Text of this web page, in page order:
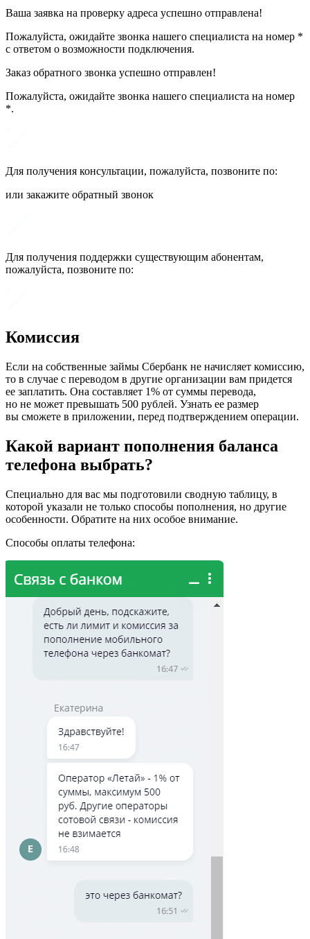
Ваша заявка на проверку адреса успешно отправлена!
Пожалуйста, ожидайте звонка нашего специалиста на номер *
с ответом о возможности подключения.
Заказ обратного звонка успешно отправлен!
Пожалуйста, ожидайте звонка нашего специалиста на номер
*.
Для получения консультации, пожалуйста, позвоните по:
или закажите обратный звонок
Для получения поддержки существующим абонентам,
пожалуйста, позвоните по:
Комиссия
Если на собственные займы Сбербанк не начисляет комиссию,
то в случае с переводом в другие организации вам придется
ее заплатить. Она составляет 1% от суммы перевода,
но не может превышать 500 рублей. Узнать ее размер
вы сможете в приложении, перед подтверждением операции.
Какой вариант пополнения баланса
телефона выбрать?
Специально для вас мы подготовили сводную таблицу, в
которой указали не только способы пополнения, но другие
особенности. Обратите на них особое внимание.
Способы оплаты телефона: